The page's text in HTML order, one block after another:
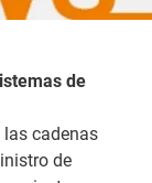
de
cadenas
de